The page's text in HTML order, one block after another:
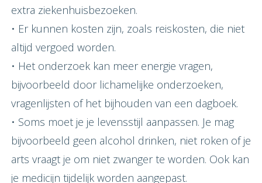
extra ziekenhuisbezoeken.
• Er kunnen kosten zijn, zoals reiskosten, die niet
altijd vergoed worden.
• Het onderzoek kan meer energie vragen,
bijvoorbeeld door lichamelijke onderzoeken,
vragenlijsten of het bijhouden van een dagboek.
• Soms moet je je levensstijl aanpassen. Je mag
bijvoorbeeld geen alcohol drinken, niet roken of je
arts vraagt je om niet zwanger te worden. Ook kan
je medicijn tijdelijk worden aangepast.